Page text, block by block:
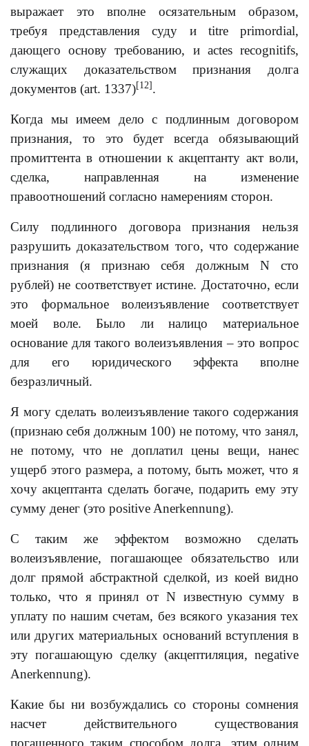
выражает это вполне осязательным образом,
требуя представления суду и titre primordial,
дающего основу требованию, и actes recognitifs,
служащих доказательством признания долга
документов (art. 1337)[12] .
Когда мы имеем дело с подлинным договором
признания, то это будет всегда обязывающий
промиттента в отношении к акцептанту акт воли,
сделка, направленная на изменение
правоотношений согласно намерениям сторон.
Силу подлинного договора признания нельзя
разрушить доказательством того, что содержание
признания (я признаю себя должным N сто
рублей) не соответствует истине. Достаточно, если
это формальное волеизъявление соответствует
моей воле. Было ли налицо материальное
основание для такого волеизъявления – это вопрос
для его юридического эффекта вполне
безразличный.
Я могу сделать волеизъявление такого содержания
(признаю себя должным 100) не потому, что занял,
не потому, что не доплатил цены вещи, нанес
ущерб этого размера, а потому, быть может, что я
хочу акцептанта сделать богаче, подарить ему эту
сумму денег (это positive Anerkennung).
С таким же эффектом возможно сделать
волеизъявление, погашающее обязательство или
долг прямой абстрактной сделкой, из коей видно
только, что я принял от N известную сумму в
уплату по нашим счетам, без всякого указания тех
или других материальных оснований вступления в
эту погашающую сделку (акцептиляция, negative
Anerkennung).
Какие бы ни возбуждались со стороны сомнения
насчет действительного существования
погашенного таким способом долга, этим одним